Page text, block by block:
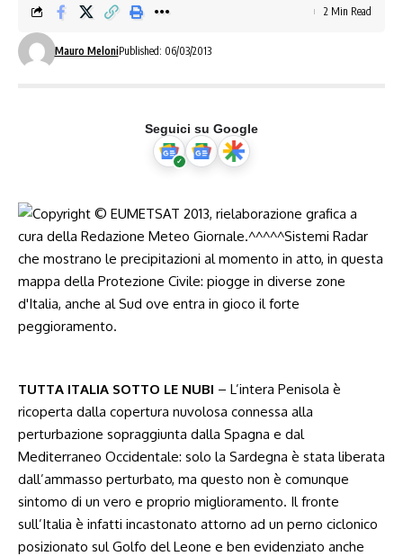
Mauro MeloniPublished: 06/03/2013
2 Min Read
Seguici su Google
TUTTA ITALIA SOTTO LE NUBI – L’intera Penisola è
ricoperta dalla copertura nuvolosa connessa alla
perturbazione sopraggiunta dalla Spagna e dal
Mediterraneo Occidentale: solo la Sardegna è stata liberata
dall’ammasso perturbato, ma questo non è comunque
sintomo di un vero e proprio miglioramento. Il fronte
sull’Italia è infatti incastonato attorno ad un perno ciclonico
posizionato sul Golfo del Leone e ben evidenziato anche